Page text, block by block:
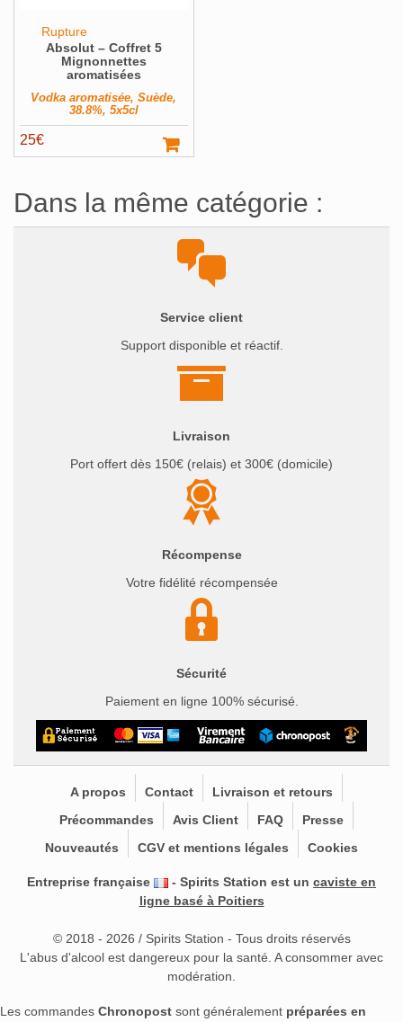
Rupture
Absolut – Coffret 5
Mignonnettes
aromatisées
Vodka aromatisée, Suède,
38.8%, 5x5cl
25€
Dans la même catégorie :
Service client
Support disponible et réactif.
Livraison
Port offert dès 150€ (relais) et 300€ (domicile)
Récompense
Votre fidélité récompensée
Sécurité
Paiement en ligne 100% sécurisé.
A propos Contact
Livraison et retours
Précommandes
Avis Client FAQ
Presse
Nouveautés
CGV et mentions légales Cookies
Entreprise française - Spirits Station est un caviste en
ligne basé à Poitiers
© 2018 - 2026 / Spirits Station - Tous droits réservés
L'abus d'alcool est dangereux pour la santé. A consommer avec
modération.
Les commandes Chronopost sont généralement préparées en